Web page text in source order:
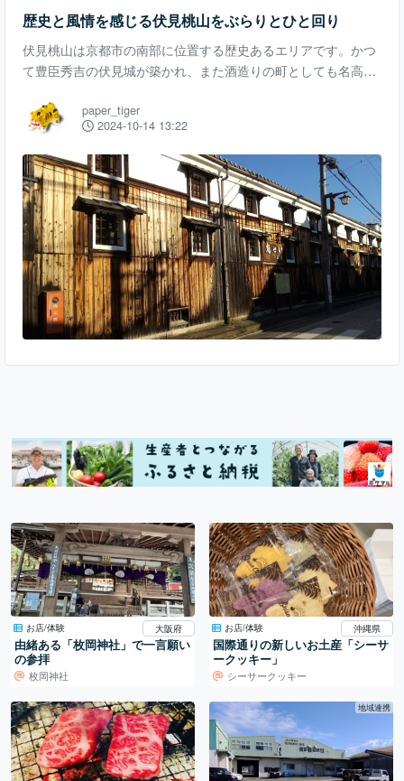
歴史と風情を感じる伏見桃山をぶらりとひと回り
伏見桃山は京都市の南部に位置する歴史あるエリアです。かつ
て豊臣秀吉の伏見城が築かれ、また酒造りの町としても名高い
川沿いの風情ある景観や、石畳の道に昔ながらの建物が並ぶ姿
は、歩くだけでその魅力を感じられます。また、京都特有の控
えめで落ち着いた雰囲気が、この街の魅力をさらに引き立てて
います。 そんな伏見桃山を、自転車でぶらりとひと回りしてき
ました。 月桂冠大倉記念館 歴史を感じる月桂冠大倉記念館。
伏見の酒造りの伝統が今に続いているこの場所では
paper_tiger
2024-10-14 13:22
お店/体験 大阪府
由緒ある「枚岡神社」で一言願い
の参拝
枚岡神社
お店/体験 沖縄県
国際通りの新しいお土産「シーサ
ークッキー」
シーサークッキー
地域連携